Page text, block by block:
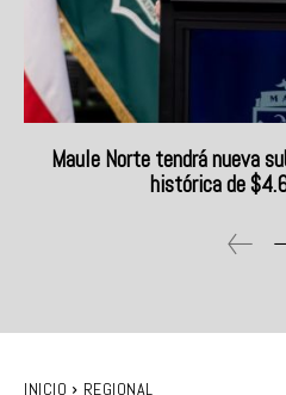
Maule Norte tendrá nueva
histórica de